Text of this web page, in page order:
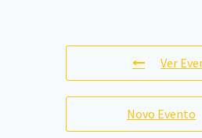
Ver
Novo Evento